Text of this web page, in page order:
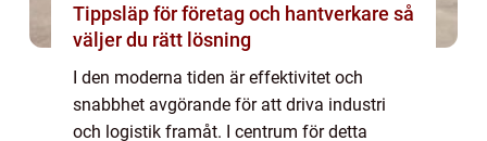
Tippsläp för företag och hantverkare så
väljer du rätt lösning
I den moderna tiden är effektivitet och
snabbhet avgörande för att driva industri
och logistik framåt. I centrum för detta